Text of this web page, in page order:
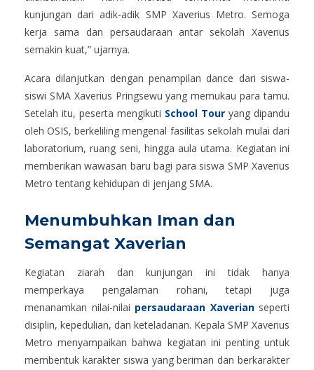
kunjungan dari adik-adik SMP Xaverius Metro. Semoga
kerja sama dan persaudaraan antar sekolah Xaverius
semakin kuat,” ujarnya.
Acara dilanjutkan dengan penampilan dance dari siswa-
siswi SMA Xaverius Pringsewu yang memukau para tamu.
Setelah itu, peserta mengikuti School Tour yang dipandu
oleh OSIS, berkeliling mengenal fasilitas sekolah mulai dari
laboratorium, ruang seni, hingga aula utama. Kegiatan ini
memberikan wawasan baru bagi para siswa SMP Xaverius
Metro tentang kehidupan di jenjang SMA.
Menumbuhkan Iman dan
Semangat Xaverian
Kegiatan ziarah dan kunjungan ini tidak hanya
memperkaya pengalaman rohani, tetapi juga
menanamkan nilai-nilai persaudaraan Xaverianseperti
disiplin, kepedulian, dan keteladanan. Kepala SMP Xaverius
Metro menyampaikan bahwa kegiatan ini penting untuk
membentuk karakter siswa yang beriman dan berkarakter